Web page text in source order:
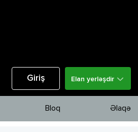
Giriş Elan yerləşdir
Bloq Əlaqə